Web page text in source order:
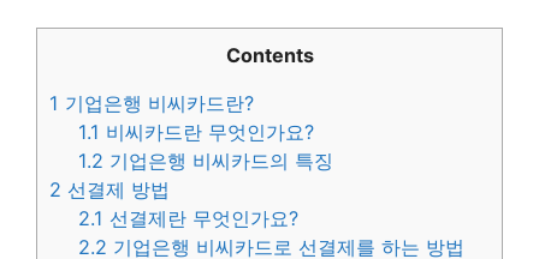
Contents
1 기업은행 비씨카드란?
1.1 비씨카드란 무엇인가요?
1.2 기업은행 비씨카드의 특징
2 선결제 방법
2.1 선결제란 무엇인가요?
2.2 기업은행 비씨카드로 선결제를 하는 방법